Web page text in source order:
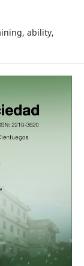
ability,